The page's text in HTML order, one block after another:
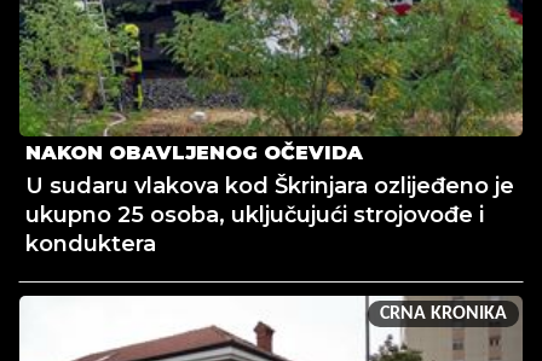
NAKON OBAVLJENOG OČEVIDA
U sudaru vlakova kod Škrinjara ozlijeđeno je
ukupno 25 osoba, uključujući strojovođe i
konduktera
CRNA KRONIKA